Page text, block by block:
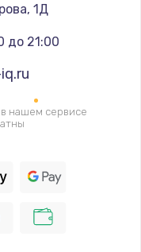
1Д
до 21:00
нашем сервисе